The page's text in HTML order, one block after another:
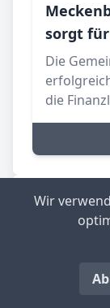
sorgt
Die
die
Top-­
Wir